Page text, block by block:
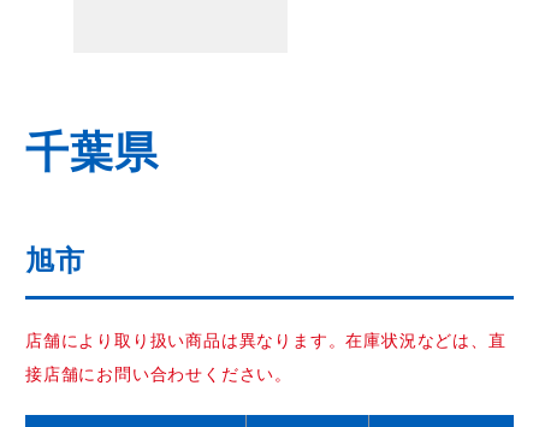
千葉県
旭市
店舗により取り扱い商品は異なります。在庫状況などは、直
接店舗にお問い合わせください。